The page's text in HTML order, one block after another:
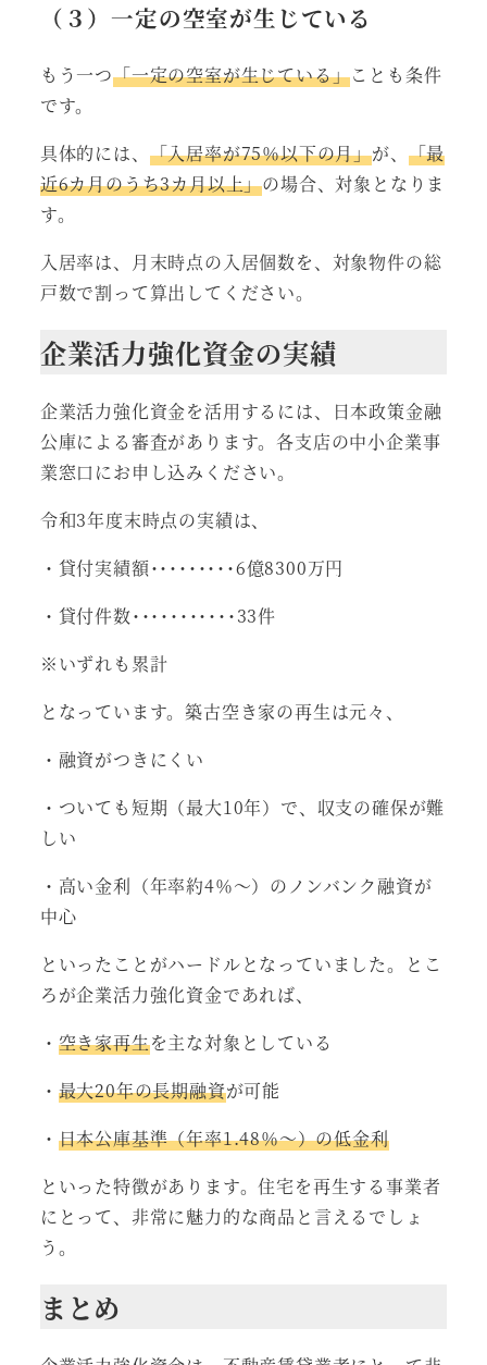
（３）一定の空室が生じている
もう一つ「一定の空室が生じている」ことも条件
です。
具体的には、 「入居率が75％以下の月」が、 「最
近6カ月のうち3カ月以上」の場合、対象となりま
す。
入居率は、月末時点の入居個数を、対象物件の総
戸数で割って算出してください。
企業活力強化資金の実績
企業活力強化資金を活用するには、日本政策金融
公庫による審査があります。各支店の中小企業事
業窓口にお申し込みください。
令和3年度末時点の実績は、
・貸付実績額･････････6億8300万円
・貸付件数･･･････････33件
※いずれも累計
となっています。築古空き家の再生は元々、
・融資がつきにくい
・ついても短期（最大10年）で、収支の確保が難
しい
・高い金利（年率約4％～）のノンバンク融資が
中心
といったことがハードルとなっていました。とこ
ろが企業活力強化資金であれば、
・ 空き家再生を主な対象としている
・ 最大20年の長期融資が可能
・ 日本公庫基準（年率1.48％～）の低金利
といった特徴があります。住宅を再生する事業者
にとって、非常に魅力的な商品と言えるでしょ
う。
まとめ